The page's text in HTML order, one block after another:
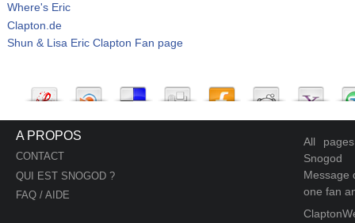
Where's Eric
Clapton.de
Shun & Lisa Eric Clapton Fan page
A PROPOS
CONTACT
QUI EST SNOGOD ?
FAQ / AIDE
All
Snogod
Message
one fan